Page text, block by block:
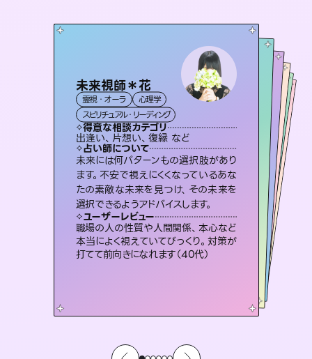
未来視師＊花
霊視・オーラ
心理学
スピリチュアル・リーディング
得意な相談カテゴリ
出逢い、片想い、復縁 など
占い師について
未来には何パターンもの選択肢があり
ます。不安で視えにくくなっているあな
たの素敵な未来を見つけ、その未来を
選択できるようアドバイスします。
ユーザーレビュー
職場の人の性質や人間関係、本心など
本当によく視えていてびっくり。対策が
打てて前向きになれます（40代）
彗望（すいぼう）
霊視・オーラ 透視
スピリチュアル・リーディング
得意な相談カテゴリ
片想い、あの人の気持ち、復縁 など
占い師について
3,700年以上の歴史を持つ東洋最古の
占術「易占」で詳細まで占い、幸せへ向
かう道筋を示します。厳しい結果にも具
体的な対策をお伝えします。
ユーザーレビュー
複雑な背景もしっかり聞いて鑑定して
いただけました。気持ちが楽になりまし
た（50代 女性）
アイリス -iris-
西洋占星術 タロット
ルーン
得意な相談カテゴリ
恋愛総合、片想い、二人の未来 など
占い師について
復縁、恋愛、不倫の行方、同性愛や片
思い、仕事関係や借金問題まで知りた
いことや心の負担になっていることを
紐解き、背中をそっと押して導きます。
ユーザーレビュー
安心感のあり、言い切ってくれる所や濁
さない鑑定のおかげで、毎回自分の気
持ちを整えられます（30代 男性）
おう 霊感オラクル
霊視・オーラ
オラクルカード
得意な相談カテゴリ
恋愛総合、あの人の気持ち など
占い師について
霊視×オラクルカードを使って「今」と「未来」そして「気になるあの人の気持ち」まで丁寧に読み解き、恋や人生のヒントを優しく引き出します。
ユーザーレビュー
不安な気持ちが嘘みたいに晴れまし
た…！よく視えていらっしゃるんだなと
感じました（40代 女性）
セラピスト理恵
霊視・オーラ
スピリチュアル・リーディング
得意な相談カテゴリ
片想い、二人の未来、年の差 など
占い師について
連絡再開、復縁、成就などの報告実績
多数。セラピストとして2万超の施術経
験があるからこそできる鑑定で、より良
い未来をサポートします。
ユーザーレビュー
とても心温まる鑑定でした。しかもこち
らは何も言っていないのに視えていらっ
しゃるんだなと驚きです（30代女性）
桃源珠羽
霊視・オーラ タロット
スピリチュアル・リーディング
得意な相談カテゴリ
片想い、あの人の気持ち、復縁 など
占い師について
恋愛のお悩みの中でも特に「曖昧な関
係」の相談を得意としており、友達以上
恋人未満なお相手との今後や本音を丁
寧に読み解き恋愛成就へと導きます。
ユーザーレビュー
鑑定していただいてアドバイス通りに行
動すると仲が復活してきました。ありが
とうございました（40代 女性）